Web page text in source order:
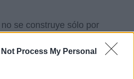
Not Process My Personal
se construye sólo por
políticas o aprobación de
cambia la sociedad por
1984). Por ello, se impone el